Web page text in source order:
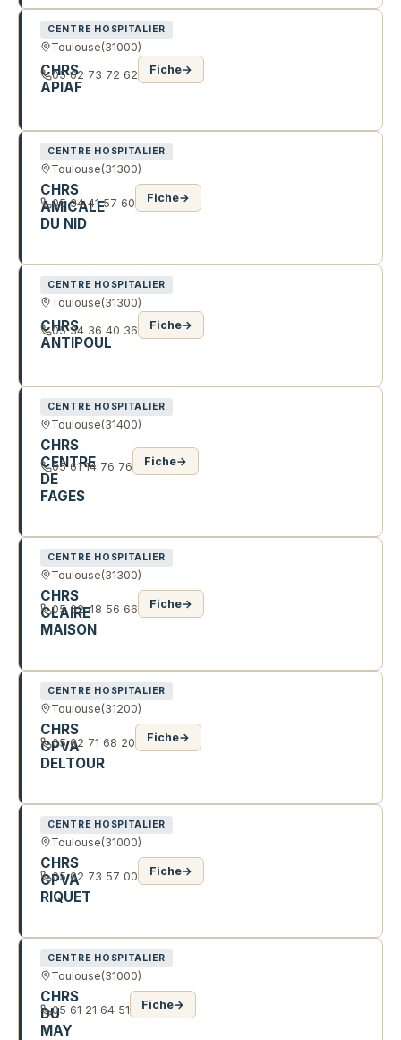
CENTRE HOSPITALIER
Toulouse(31000)
CHRS
APIAF
05 62 73 72 62 Fiche→
CENTRE HOSPITALIER
Toulouse(31300)
CHRS
AMICALE
DU NID
05 34 41 57 60 Fiche→
CENTRE HOSPITALIER
Toulouse(31300)
CHRS
ANTIPOUL
05 34 36 40 36 Fiche→
CENTRE HOSPITALIER
Toulouse(31400)
CHRS
CENTRE
DE
FAGES
05 61 14 76 76 Fiche→
CENTRE HOSPITALIER
Toulouse(31300)
CHRS
CLAIRE
MAISON
05 62 48 56 66 Fiche→
CENTRE HOSPITALIER
Toulouse(31200)
CHRS
CPVA
DELTOUR
05 62 71 68 20 Fiche→
CENTRE HOSPITALIER
Toulouse(31000)
CHRS
CPVA
RIQUET
05 62 73 57 00 Fiche→
CENTRE HOSPITALIER
Toulouse(31000)
CHRS
DU
MAY
05 61 21 64 51 Fiche→